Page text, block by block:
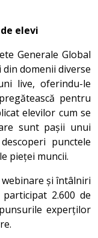
elevi
Generale Global
domenii diverse
live, oferindu-le
pentru
elevilor cum se
sunt pașii unui
punctele
pieței muncii.
și întâlniri
2.600 de
experților